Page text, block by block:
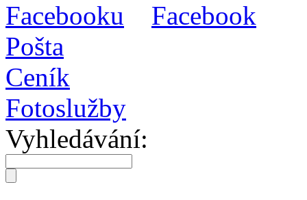
Facebook
Pošta
Ceník
Fotoslužby
Vyhledávání: